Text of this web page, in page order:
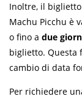
Inoltre, il
Machu Picchu è
o fino a due
biglietto. Questa
cambio di data
Per richiedere